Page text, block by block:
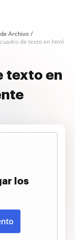
Archivo
de texto en html
texto en
los